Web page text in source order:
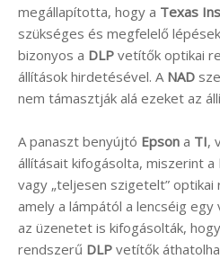
megállapította, hogy a Texas
szükséges és megfelelő
bizonyos a DLP vetítők optikai
állítások hirdetésével. A NAD
nem támasztják alá ezeket az
A panaszt benyújtó Epson a TI,
állításait kifogásolta, miszerint a
vagy „teljesen szigetelt”
amely a lámpától a lencséig
az üzenetet is kifogásolták,
rendszerű DLP vetítők